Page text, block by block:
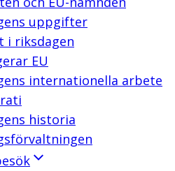
uppgifter
i riksdagen
EU
internationella arbete
historia